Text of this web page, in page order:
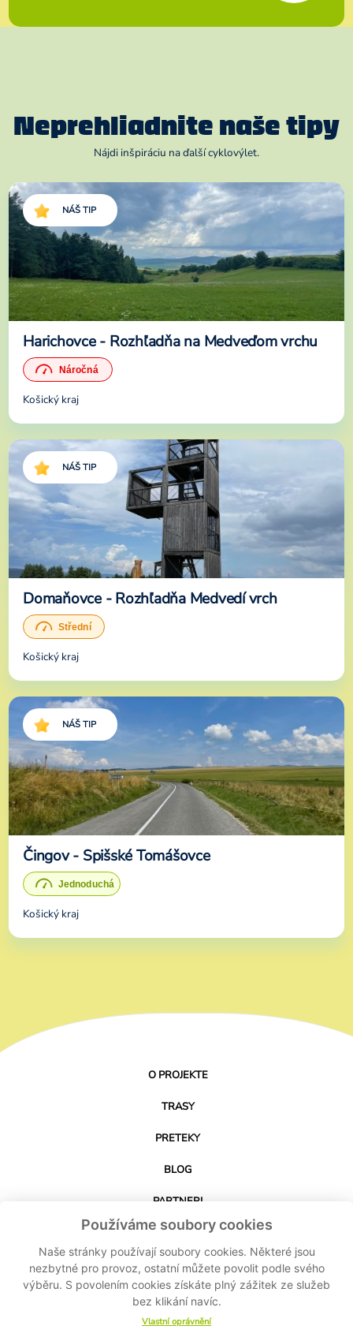
Používáme soubory cookies
Naše stránky používají soubory cookies. Některé jsou
nezbytné pro provoz, ostatní můžete povolit podle svého
výběru. S povolením cookies získáte plný zážitek ze služeb
bez klikání navíc.
Vlastní oprávnění
Neprehliadnite naše tipy
Nájdi inšpiráciu na ďalší cyklovýlet.
NÁŠ TIP
Harichovce - Rozhľadňa na Medveďom vrchu
Košický kraj
NÁŠ TIP
Domaňovce - Rozhľadňa Medvedí vrch
Košický kraj
NÁŠ TIP
Čingov - Spišské Tomášovce
Košický kraj
O PROJEKTE
TRASY
PRETEKY
BLOG
PARTNERI
KONTAKT
STIAHNUŤ APLIKÁCIU